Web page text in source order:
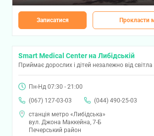
Записатися Прокласти
Smart Medical Center на Либідській
Приймає дорослих і дітей незалежно від світла
Пн-Нд 07:30 - 21:00
(067) 127-03-03
(044) 490-25-03
станція метро «Либідська»
вул. Джона Маккейна, 7-Б
Печерський район